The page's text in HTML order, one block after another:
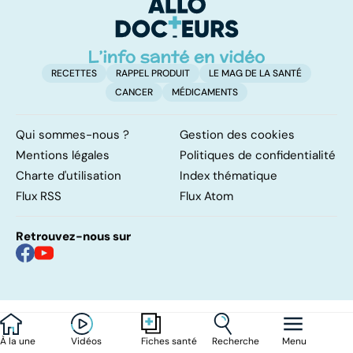
À la une Vidéos Fiches santé Recherche Menu
RECETTES RAPPEL PRODUIT
LE MAG DE LA SANTÉ
CANCER
MÉDICAMENTS
Qui sommes-nous ?
Gestion des cookies
Mentions légales
Politiques de confidentialité
Charte d'utilisation
Index thématique
Flux RSS
Flux Atom
Retrouvez-nous sur